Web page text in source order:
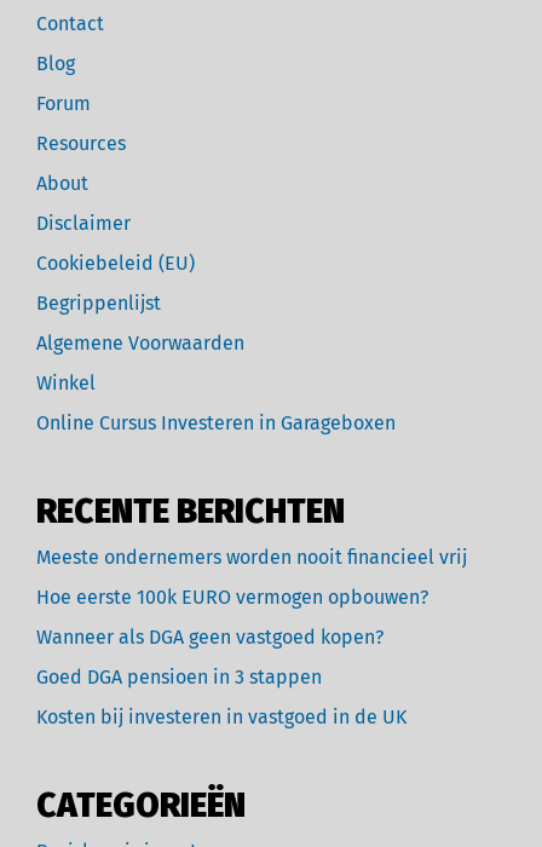
Contact
Blog
Forum
Resources
About
Disclaimer
Cookiebeleid (EU)
Begrippenlijst
Algemene Voorwaarden
Winkel
Online Cursus Investeren in Garageboxen
RECENTE BERICHTEN
Meeste ondernemers worden nooit financieel vrij
Hoe eerste 100k EURO vermogen opbouwen?
Wanneer als DGA geen vastgoed kopen?
Goed DGA pensioen in 3 stappen
Kosten bij investeren in vastgoed in de UK
CATEGORIEËN